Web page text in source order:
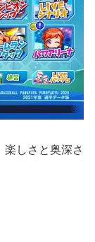
楽しさと奥深さ